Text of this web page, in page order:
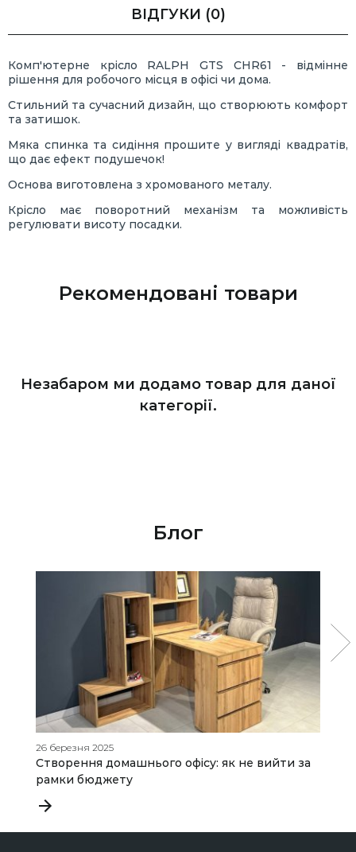
ВІДГУКИ (0)
Комп'ютерне крісло RALPH GTS CHR61 - відмінне
рішення для робочого місця в офісі чи дома.
Стильний та сучасний дизайн, що створюють комфорт
та затишок.
Мяка спинка та сидіння прошите у вигляді квадратів,
що дає ефект подушечок!
Основа виготовлена з хромованого металу.
Крісло має поворотний механізм та можливість
регулювати висоту посадки.
Рекомендовані товари
Незабаром ми додамо товар для даної
категорії.
Блог
26 березня 2025
Створення домашнього офісу: як не вийти за
рамки бюджету